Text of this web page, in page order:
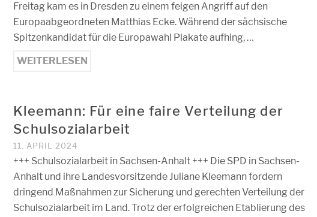
Freitag kam es in Dresden zu einem feigen Angriff auf den
Europaabgeordneten Matthias Ecke. Während der sächsische
Spitzenkandidat für die Europawahl Plakate aufhing, …
WEITERLESEN
Kleemann: Für eine faire Verteilung der
Schulsozialarbeit
11. APRIL 2024
+++ Schulsozialarbeit in Sachsen-Anhalt +++ Die SPD in Sachsen-
Anhalt und ihre Landesvorsitzende Juliane Kleemann fordern
dringend Maßnahmen zur Sicherung und gerechten Verteilung der
Schulsozialarbeit im Land. Trotz der erfolgreichen Etablierung des